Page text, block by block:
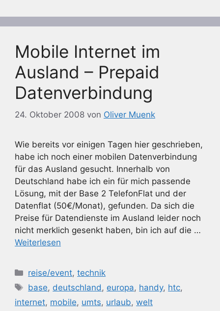
Mobile Internet im
Ausland – Prepaid
Datenverbindung
24. Oktober 2008 von Oliver Muenk
Wie bereits vor einigen Tagen hier geschrieben,
habe ich noch einer mobilen Datenverbindung
für das Ausland gesucht. Innerhalb von
Deutschland habe ich ein für mich passende
Lösung, mit der Base 2 TelefonFlat und der
Datenflat (50€/Monat), gefunden. Da sich die
Preise für Datendienste im Ausland leider noch
nicht merklich gesenkt haben, bin ich auf die …
Weiterlesen
Kategorien
reise/event,technik
Schlagwörter
base, deutschland , europa, handy, htc,
internet, mobile, umts, urlaub, welt